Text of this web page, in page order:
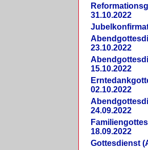
31.10.2022
23.10.2022
15.10.2022
02.10.2022
24.09.2022
18.09.2022
Gottesdienst